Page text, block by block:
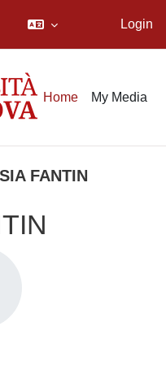
Login
Home My Media
FANTIN